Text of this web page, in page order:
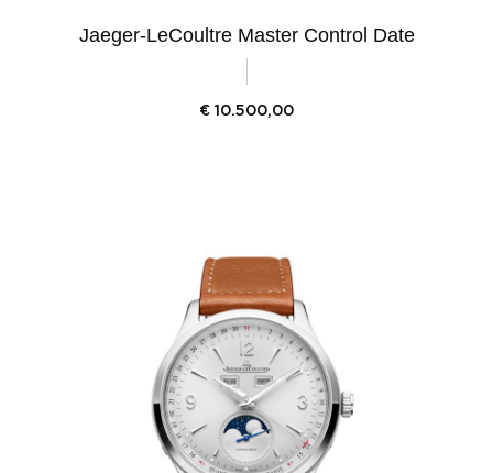
Jaeger-LeCoultre Master Control Date
€ 10.500,00